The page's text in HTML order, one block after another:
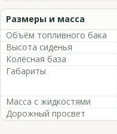
Размеры и масса
Объём топливного бака
Высота сиденья
Колёсная база
Габариты
Масса с жидкостями
Дорожный просвет